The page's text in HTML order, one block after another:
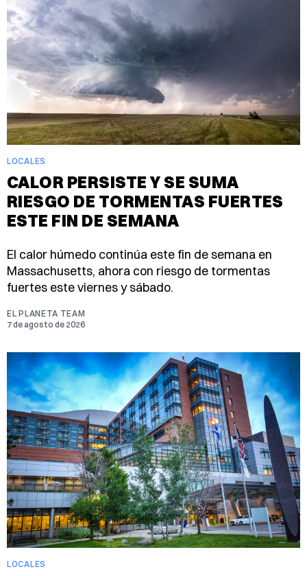
LOCALES
CALOR PERSISTE Y SE SUMA
RIESGO DE TORMENTAS FUERTES
ESTE FIN DE SEMANA
El calor húmedo continúa este fin de semana en
Massachusetts, ahora con riesgo de tormentas
fuertes este viernes y sábado.
EL PLANETA TEAM
7 de agosto de 2026
LOCALES